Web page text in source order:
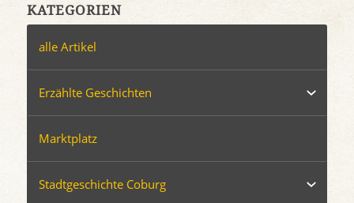
KATEGORIEN
alle Artikel
Erzählte Geschichten
Marktplatz
Stadtgeschichte Coburg